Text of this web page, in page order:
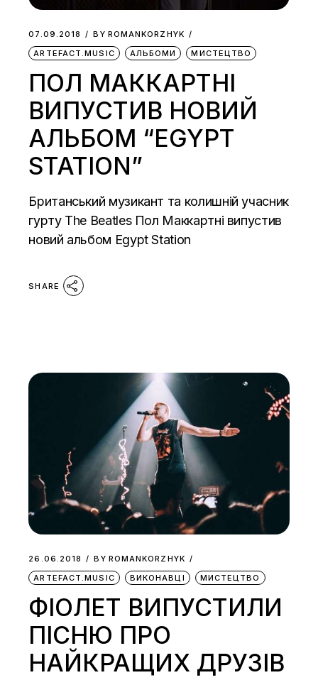
07.09.2018 BY ROMANKORZHYK
ARTEFACT.MUSIC
АЛЬБОМИ МИСТЕЦТВО
ПОЛ МАККАРТНІ
ВИПУСТИВ НОВИЙ
АЛЬБОМ “EGYPT
STATION”
Британський музикант та колишній учасник
гурту The Beatles Пол Маккартні випустив
новий альбом Egypt Station
SHARE
26.06.2018 BY ROMANKORZHYK
ARTEFACT.MUSIC
ВИКОНАВЦІ МИСТЕЦТВО
ФІОЛЕТ ВИПУСТИЛИ
ПІСНЮ ПРО
НАЙКРАЩИХ ДРУЗІВ